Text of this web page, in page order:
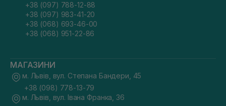
+38 (097) 788-12-88
+38 (097) 983-41-20
+38 (068) 693-46-00
+38 (068) 951-22-86
МАГАЗИНИ
м. Львів, вул. Степана Бандери, 45
+38 (098) 778-13-79
м. Львів, вул. Івана Франка, 36